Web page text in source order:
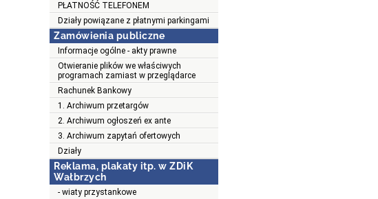
PŁATNOŚĆ TELEFONEM
Działy powiązane z płatnymi parkingami
Zamówienia publiczne
Informacje ogólne - akty prawne
Otwieranie plików we właściwych
programach zamiast w przeglądarce
Rachunek Bankowy
1. Archiwum przetargów
2. Archiwum ogłoszeń ex ante
3. Archiwum zapytań ofertowych
Działy
Reklama, plakaty itp. w ZDiK
Wałbrzych
- wiaty przystankowe